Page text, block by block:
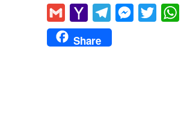
Gmail
Yahoo
Mail
TelegramMessenger
Twitter
Share